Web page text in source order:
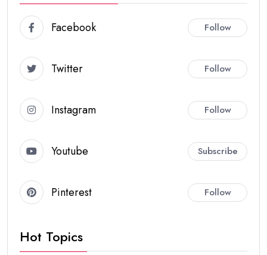
Facebook Follow
Twitter Follow
Instagram Follow
Youtube Subscribe
Pinterest Follow
Hot Topics